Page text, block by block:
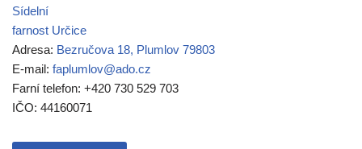
Sídelní
farnost Určice
Adresa: Bezručova 18, Plumlov 79803
E-mail: faplumlov@ado.cz
Farní telefon: +420 730 529 703
IČO: 44160071